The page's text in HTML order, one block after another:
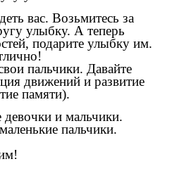
вас. Возьмитесь за
улыбку. А теперь
подарите улыбку им.
пальчики. Давайте
движений и развитие
памяти).
и мальчики.
пальчики.